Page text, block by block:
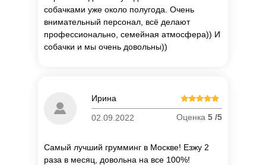
собачками уже около полугода. Очень
внимательный персонал, всё делают
профессионально, семейная атмосфера)) И
собачки и мы очень довольны))
Ирина
02.09.2022 Оценка 5 /5
Самый лучший грумминг в Москве! Езжу 2
раза в месяц, довольна на все 100%!